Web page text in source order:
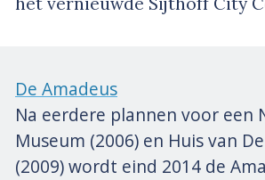
De Amadeus
Na eerdere plannen voor een
Museum (2006) en Huis van
(2009) wordt eind 2014 de